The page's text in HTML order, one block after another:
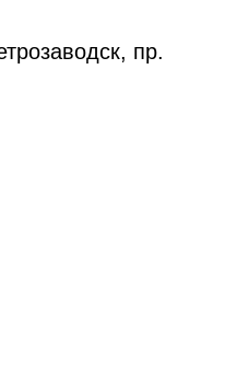
пр.